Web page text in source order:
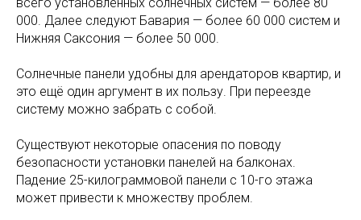
000. Далее следуют Бавария — более 60 000 систем и
Нижняя Саксония — более 50 000.
Солнечные панели удобны для арендаторов квартир, и
это ещё один аргумент в их пользу. При переезде
систему можно забрать с собой.
Существуют некоторые опасения по поводу
безопасности установки панелей на балконах.
Падение 25-килограммовой панели с 10-го этажа
может привести к множеству проблем.